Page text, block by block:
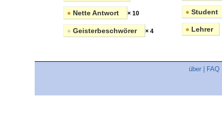
● Nette Antwort × 10
● Geisterbeschwörer × 4
● Student
● Lehrer
über FAQ